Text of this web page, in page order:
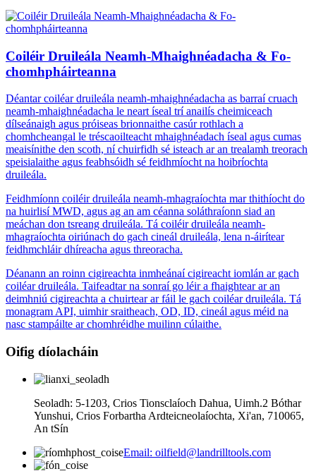
Coiléir Druileála Neamh-Mhaighnéadacha & Fo-
chomhpháirteanna
Déantar coiléar druileála neamh-mhaighnéadacha as barraí cruach
neamh-mhaighnéadacha le neart íseal trí anailís cheimiceach
dílseánaigh agus próiseas brionnaithe casúr rothlach a
chomhcheangal le tréscaoilteacht mhaighnéadach íseal agus cumas
meaisínithe den scoth, ní chuirfidh sé isteach ar an trealamh treorach
speisialaithe agus feabhsóidh sé feidhmíocht na hoibríochta
druileála.
Feidhmíonn coiléir druileála neamh-mhagraíochta mar thithíocht do
na huirlisí MWD, agus ag an am céanna soláthraíonn siad an
meáchan don tsreang druileála. Tá coiléir druileála neamh-
mhagraíochta oiriúnach do gach cineál druileála, lena n-áirítear
feidhmchláir dhíreacha agus threoracha.
Déanann an roinn cigireachta inmheánaí cigireacht iomlán ar gach
coiléar druileála. Taifeadtar na sonraí go léir a fhaightear ar an
deimhniú cigireachta a chuirtear ar fáil le gach coiléar druileála. Tá
monagram API, uimhir sraitheach, OD, ID, cineál agus méid na
nasc stampáilte ar chomhréidhe muilinn cúlaithe.
Oifig díolacháin
Seoladh: 5-1203, Crios Tionsclaíoch Dahua, Uimh.2 Bóthar
Yunshui, Crios Forbartha Ardteicneolaíochta, Xi'an, 710065,
An tSín
Email: oilfield@landrilltools.com